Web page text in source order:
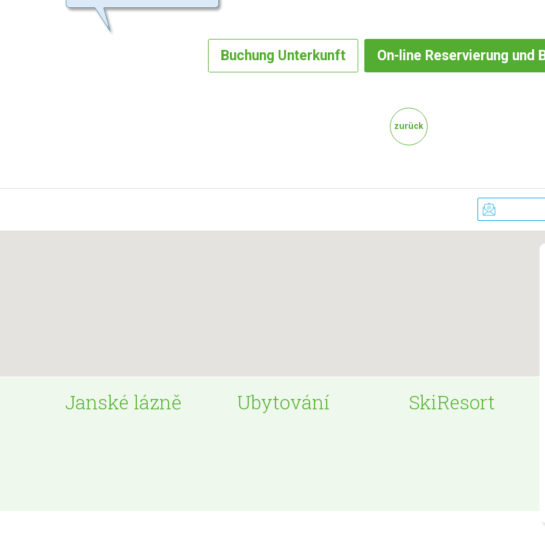
Buchung Unterkunft On-line Reservierung und
zurück
Janské lázně Ubytování SkiResort